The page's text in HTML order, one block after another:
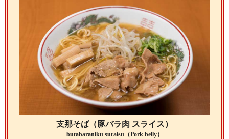
支那そば（豚バラ肉 スライス）
butabaraniku suraisu（Pork belly）